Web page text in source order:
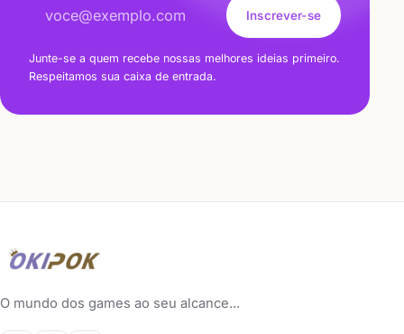
Inscrever-se
Junte-se a quem recebe nossas melhores ideias primeiro.
Respeitamos sua caixa de entrada.
O mundo dos games ao seu alcance...